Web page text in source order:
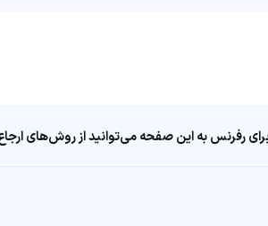
رفرنس به این صفحه می‌توانید از روش‌های ارجاع